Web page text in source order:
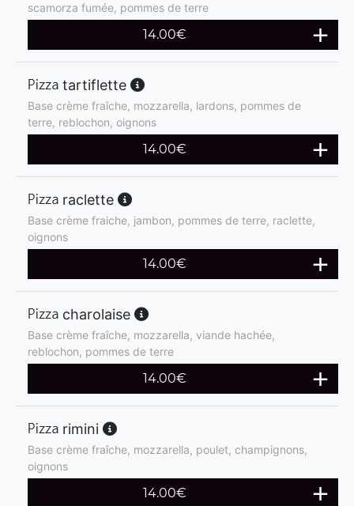
scamorza fumée, pommes de terre
14.00€
tartiflette
Base crème fraîche, mozzarella, lardons, pommes de
terre, reblochon, oignons
14.00€
raclette
Base crème fraiche, jambon, pommes de terre, raclette,
oignons
14.00€
charolaise
Base crème fraîche, mozzarella, viande hachée,
reblochon, pommes de terre
14.00€
rimini
Base crème fraîche, mozzarella, poulet, champignons,
oignons
14.00€